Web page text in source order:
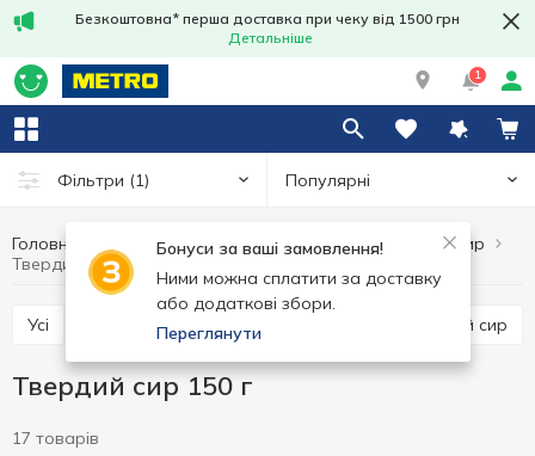
Безкоштовна* перша доставка при чеку від 1500 грн
Детальніше
1
Фільтри (1) Популярні
Бонуси за ваші замовлення!
Ними можна сплатити за доставку
або додаткові збори.
Переглянути
Головна Яйця та молочні продукти Сир
Твердий сир
Твердий сир 150 г
Усі Твердий сир М'який сир
Твердий сир 150 г
17 товарів